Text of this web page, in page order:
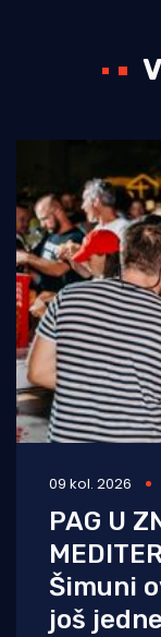
09 kol. 2026
PAG U
Šimuni
još